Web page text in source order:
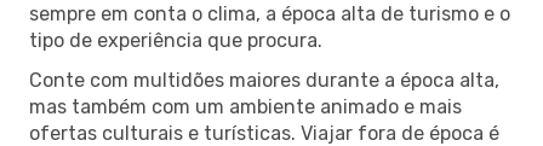
sempre em conta o clima, a época alta de turismo e o
tipo de experiência que procura.
Conte com multidões maiores durante a época alta,
mas também com um ambiente animado e mais
ofertas culturais e turísticas. Viajar fora de época é